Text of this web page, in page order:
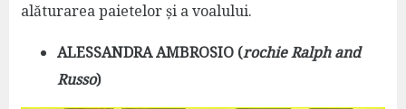
alăturarea paietelor și a voalului.
ALESSANDRA AMBROSIO (rochie Ralph and
Russo)